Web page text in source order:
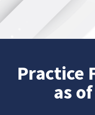
Practice
as